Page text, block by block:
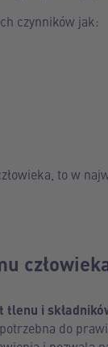
czynników jak:
to w
i
do